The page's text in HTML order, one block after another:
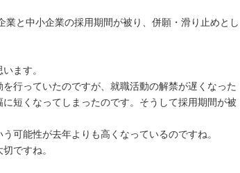
と中小企業の採用期間が被り、併願・滑り止めとし
ます。
行っていたのですが、就職活動の解禁が遅くなった
短くなってしまったのです。そうして採用期間が被
可能性が去年よりも高くなっているのですね。
ですね。